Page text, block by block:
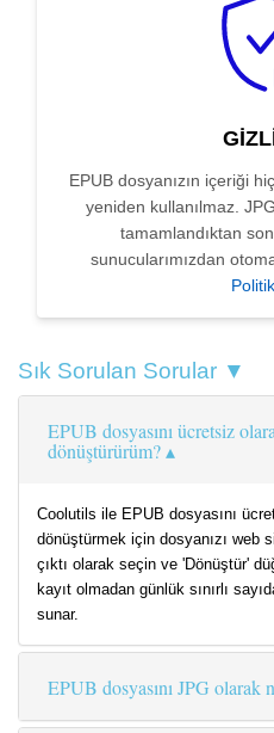
EPUB dosyanızın içeriği
yeniden kullanılmaz.
tamamlandıktan
sunucularımızdan
Sık Sorulan Sorular ▼
EPUB dosyasını ücretsiz
dönüştürürüm?
Coolutils ile EPUB dosyasını
dönüştürmek için dosyanızı web
çıktı olarak seçin ve 'Dönüştür'
kayıt olmadan günlük sınırlı
sunar.
EPUB dosyasını JPG olarak